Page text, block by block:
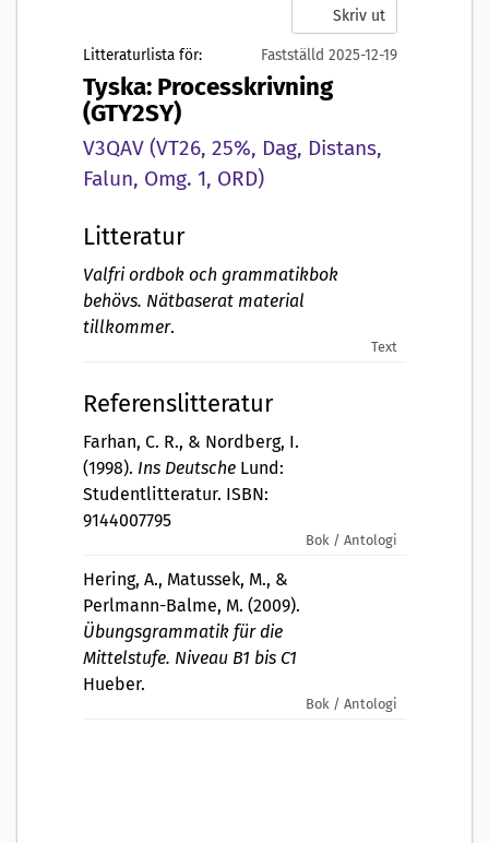
Skriv ut
Litteraturlista för: Fastställd 2025-12-19
Tyska: Processkrivning
(GTY2SY)
V3QAV (VT26, 25%, Dag, Distans,
Falun, Omg. 1, ORD)
Litteratur
Valfri ordbok och grammatikbok
behövs. Nätbaserat material
tillkommer.
Text
Referenslitteratur
Farhan, C. R., & Nordberg, I.
(1998). Ins Deutsche Lund:
Studentlitteratur. ISBN:
9144007795
Bok / Antologi
Hering, A., Matussek, M., &
Perlmann-Balme, M. (2009).
Übungsgrammatik für die
Mittelstufe. Niveau B1 bis C1
Hueber.
Bok / Antologi